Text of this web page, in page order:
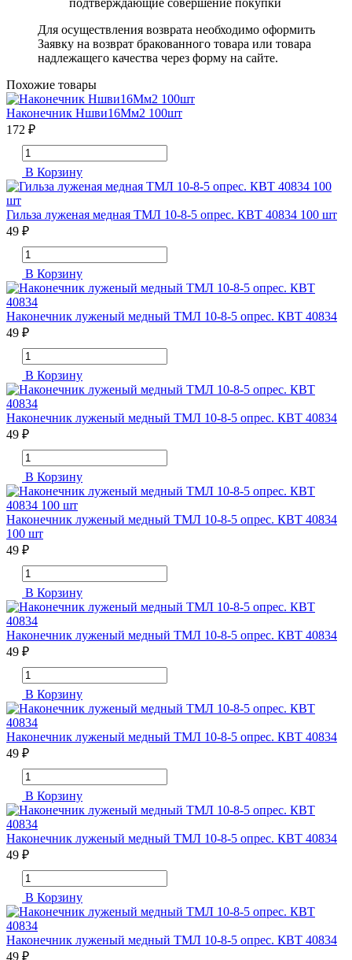
подтверждающие совершение покупки
Для осуществления возврата необходимо оформить
Заявку на возврат бракованного товара или товара
надлежащего качества через форму на сайте.
Похожие товары
Наконечник Ншви16Мм2 100шт
172 ₽
В Корзину
Гильза луженая медная ТМЛ 10-8-5 опрес. КВТ 40834 100 шт
49 ₽
В Корзину
Наконечник луженый медный ТМЛ 10-8-5 опрес. КВТ 40834
49 ₽
В Корзину
Наконечник луженый медный ТМЛ 10-8-5 опрес. КВТ 40834
49 ₽
В Корзину
Наконечник луженый медный ТМЛ 10-8-5 опрес. КВТ 40834
100 шт
49 ₽
В Корзину
Наконечник луженый медный ТМЛ 10-8-5 опрес. КВТ 40834
49 ₽
В Корзину
Наконечник луженый медный ТМЛ 10-8-5 опрес. КВТ 40834
49 ₽
В Корзину
Наконечник луженый медный ТМЛ 10-8-5 опрес. КВТ 40834
49 ₽
В Корзину
Наконечник луженый медный ТМЛ 10-8-5 опрес. КВТ 40834
49 ₽